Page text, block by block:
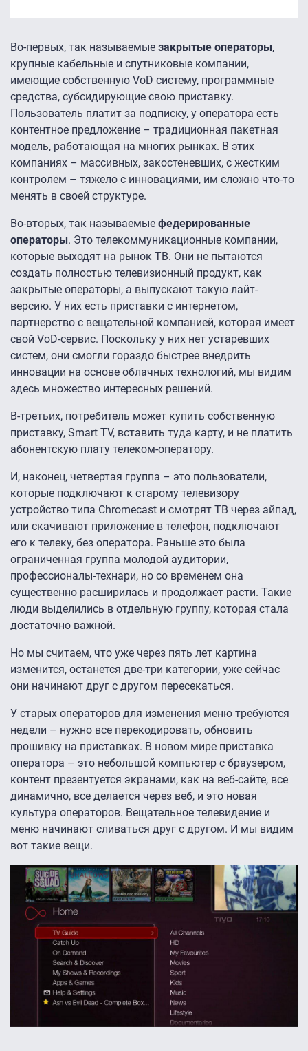
Во-первых, так называемые закрытые операторы,
крупные кабельные и спутниковые компании,
имеющие собственную VoD систему, программные
средства, субсидирующие свою приставку.
Пользователь платит за подписку, у оператора есть
контентное предложение – традиционная пакетная
модель, работающая на многих рынках. В этих
компаниях – массивных, закостеневших, с жестким
контролем – тяжело с инновациями, им сложно что-то
менять в своей структуре.
Во-вторых, так называемые федерированные
операторы. Это телекоммуникационные компании,
которые выходят на рынок ТВ. Они не пытаются
создать полностью телевизионный продукт, как
закрытые операторы, а выпускают такую лайт-
версию. У них есть приставки с интернетом,
партнерство с вещательной компанией, которая имеет
свой VoD-сервис. Поскольку у них нет устаревших
систем, они смогли гораздо быстрее внедрить
инновации на основе облачных технологий, мы видим
здесь множество интересных решений.
В-третьих, потребитель может купить собственную
приставку, Smart TV, вставить туда карту, и не платить
абонентскую плату телеком-оператору.
И, наконец, четвертая группа – это пользователи,
которые подключают к старому телевизору
устройство типа Chromecast и смотрят ТВ через айпад,
или скачивают приложение в телефон, подключают
его к телеку, без оператора. Раньше это была
ограниченная группа молодой аудитории,
профессионалы-технари, но со временем она
существенно расширилась и продолжает расти. Такие
люди выделились в отдельную группу, которая стала
достаточно важной.
Но мы считаем, что уже через пять лет картина
изменится, останется две-три категории, уже сейчас
они начинают друг с другом пересекаться.
У старых операторов для изменения меню требуются
недели – нужно все перекодировать, обновить
прошивку на приставках. В новом мире приставка
оператора – это небольшой компьютер с браузером,
контент презентуется экранами, как на веб-сайте, все
динамично, все делается через веб, и это новая
культура операторов. Вещательное телевидение и
меню начинают сливаться друг с другом. И мы видим
вот такие вещи.